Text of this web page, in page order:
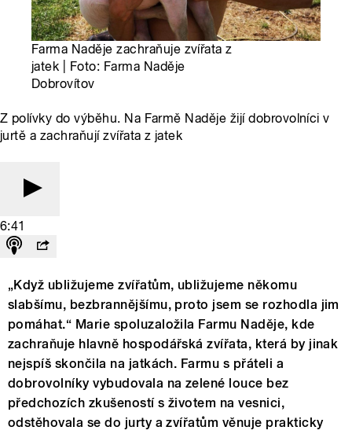
Farma Naděje zachraňuje zvířata z
jatek | Foto: Farma Naděje
Dobrovítov
Z polívky do výběhu. Na Farmě Naděje žijí dobrovolníci v
jurtě a zachraňují zvířata z jatek
6:41
„Když ubližujeme zvířatům, ubližujeme někomu
slabšímu, bezbrannějšímu, proto jsem se rozhodla jim
pomáhat.“ Marie spoluzaložila Farmu Naděje, kde
zachraňuje hlavně hospodářská zvířata, která by jinak
nejspíš skončila na jatkách. Farmu s přáteli a
dobrovolníky vybudovala na zelené louce bez
předchozích zkušeností s životem na vesnici,
odstěhovala se do jurty a zvířatům věnuje prakticky